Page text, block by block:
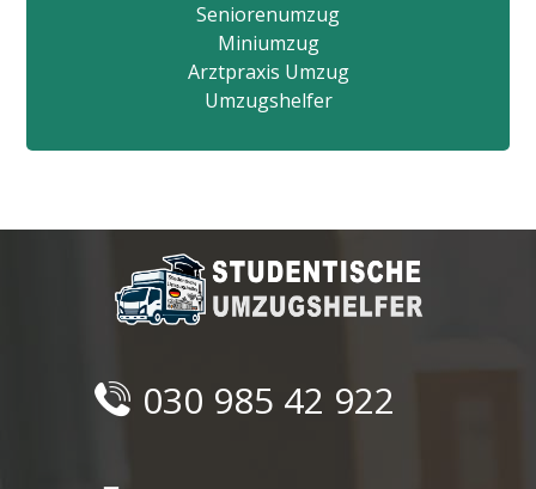
Seniorenumzug
Miniumzug
Arztpraxis Umzug
Umzugshelfer
030 985 42 922